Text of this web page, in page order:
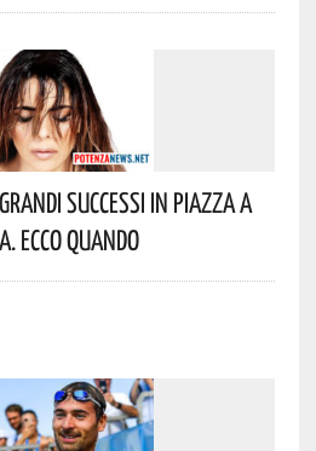
Successi In Piazza A
Ecco Quando